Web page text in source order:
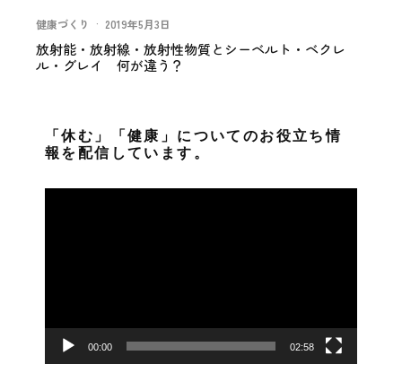
健康づくり · 2019年5月3日
放射能・放射線・放射性物質とシーベルト・ベクレ
ル・グレイ 何が違う？
「休む」「健康」についてのお役立ち情
報を配信しています。
ー
00:00 02:58